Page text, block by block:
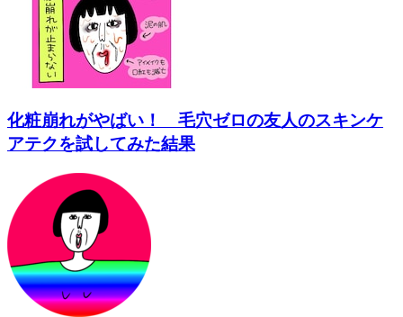
化粧崩れがやばい！ 毛穴ゼロの友人のスキンケ
アテクを試してみた結果